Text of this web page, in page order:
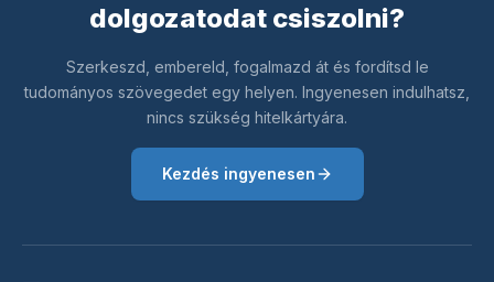
dolgozatodat csiszolni?
Szerkeszd, embereld, fogalmazd át és fordítsd le
tudományos szövegedet egy helyen. Ingyenesen indulhatsz,
nincs szükség hitelkártyára.
Kezdés ingyenesen